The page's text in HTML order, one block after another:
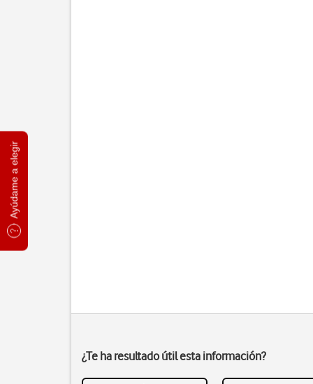
Ayúdame a elegir
¿Te ha resultado útil esta información?